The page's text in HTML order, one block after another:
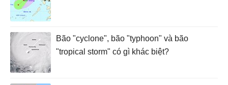
Bão "cyclone", bão "typhoon" và bão
"tropical storm" có gì khác biệt?